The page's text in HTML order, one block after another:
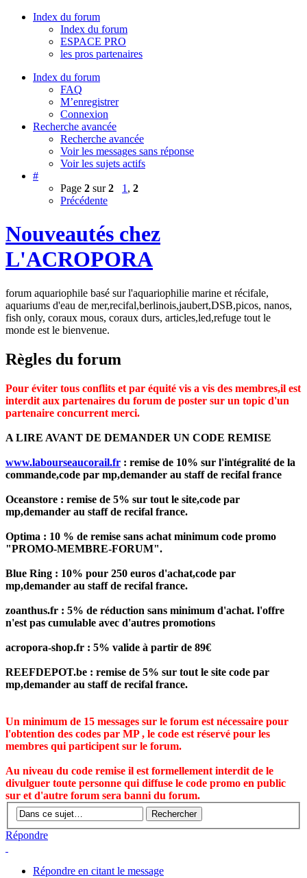
Index du forum
Index du forum
ESPACE PRO
les pros partenaires
Index du forum
FAQ
M’enregistrer
Connexion
Recherche avancée
Recherche avancée
Voir les messages sans réponse
Voir les sujets actifs
#
Page 2 sur2 1 , 2
Précédente
Nouveautés chez
L'ACROPORA
forum aquariophile basé sur l'aquariophilie marine et récifale,
aquariums d'eau de mer,recifal,berlinois,jaubert,DSB,picos, nanos,
fish only, coraux mous, coraux durs, articles,led,refuge tout le
monde est le bienvenue.
Règles du forum
Pour éviter tous conflits et par équité vis a vis des membres,il est
interdit aux partenaires du forum de poster sur un topic d'un
partenaire concurrent merci.
A LIRE AVANT DE DEMANDER UN CODE REMISE
www.labourseaucorail.fr : remise de 10% sur l'intégralité de la
commande,code par mp,demander au staff de recifal france
Oceanstore : remise de 5% sur tout le site,code par
mp,demander au staff de recifal france.
Optima : 10 % de remise sans achat minimum code promo
"PROMO-MEMBRE-FORUM".
Blue Ring : 10% pour 250 euros d'achat,code par
mp,demander au staff de recifal france.
zoanthus.fr : 5% de réduction sans minimum d'achat. l'offre
n'est pas cumulable avec d'autres promotions
acropora-shop.fr : 5% valide à partir de 89€
REEFDEPOT.be : remise de 5% sur tout le site code par
mp,demander au staff de recifal france.
Un minimum de 15 messages sur le forum est nécessaire pour
l'obtention des codes par MP , le code est réservé pour les
membres qui participent sur le forum.
Au niveau du code remise il est formellement interdit de le
divulguer toute personne qui diffuse le code promo en public
sur et d'autre forum sera banni du forum.
Répondre
Répondre en citant le message